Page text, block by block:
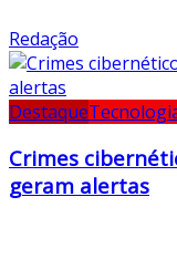
Redação
Destaque
Crimes
geram alertas